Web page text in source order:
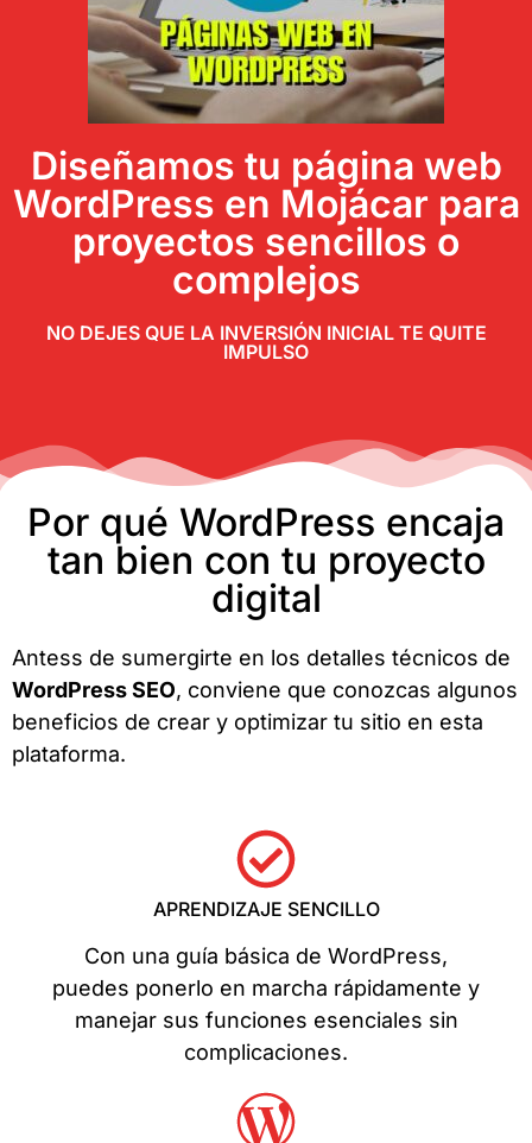
Diseñamos tu página web
WordPress en Mojácar para
proyectos sencillos o
complejos
NO DEJES QUE LA INVERSIÓN INICIAL TE QUITE
IMPULSO
Por qué WordPress encaja
tan bien con tu proyecto
digital
Antess de sumergirte en los detalles técnicos de
WordPress SEO, conviene que conozcas algunos
beneficios de crear y optimizar tu sitio en esta
plataforma.
APRENDIZAJE SENCILLO
Con una guía básica de WordPress,
puedes ponerlo en marcha rápidamente y
manejar sus funciones esenciales sin
complicaciones.